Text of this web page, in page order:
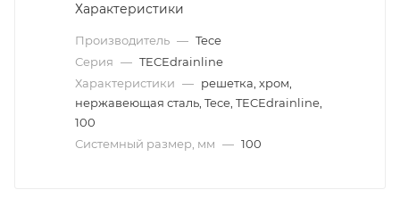
Характеристики
Производитель — Tece
Серия — TECEdrainline
Характеристики — решетка, хром,
нержавеющая сталь, Tece, TECEdrainline,
100
Системный размер, мм — 100